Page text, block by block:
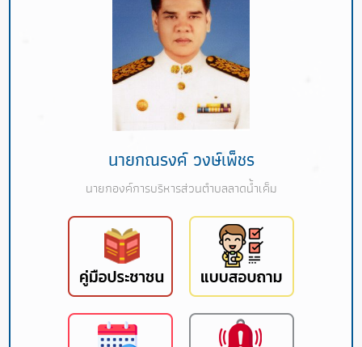
นายกณรงค์ วงษ์เพ็ชร
นายกองค์การบริหารส่วนตำบลลาดน้ำเค็ม